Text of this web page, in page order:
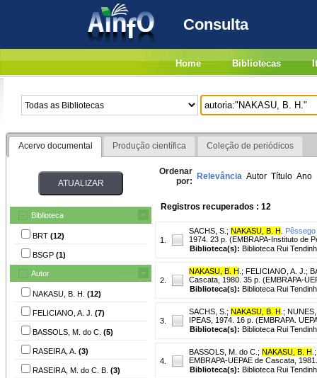
Consulta
Home Bibliotecas
Acervo documental Produção científica Coleção de periódicos
Biblioteca
BRT (12)
BSGP (1)
Autor
NAKASU, B. H. (12)
FELICIANO, A. J. (7)
BASSOLS, M. do C. (5)
RASEIRA, A. (3)
RASEIRA, M. do C. B. (3)
Ordenar
por: Relevância Autor Título Ano
Registros recuperados : 12
1.
SACHS, S. ; NAKASU, B. H
1974. 23 p. (EMBRAPA-Instituto de
Biblioteca(s): Biblioteca Rui
2.
NAKASU, B. H ; FELICIANO, A. J. ;
Cascata, 1980. 35 p. (EMBRAPA-
Biblioteca(s): Biblioteca Rui
3.
SACHS, S. ; NAKASU, B. H ;
IPEAS, 1974. 16 p. (EMBRAPA.
Biblioteca(s): Biblioteca Rui
4.
BASSOLS, M. do C. ; NAKASU, B. H
EMBRAPA-UEPAE de Cascata,
Biblioteca(s): Biblioteca Rui